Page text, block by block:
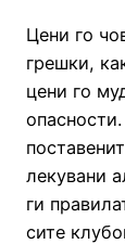
Цени го
грешки,
цени го
лекувани
ги
сите